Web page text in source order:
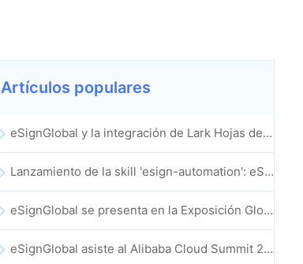
Artículos populares
eSignGlobal y la integración de Lark Hojas de cálculo multidimensional se lanzan oficialmente: firma y archivo de contratos electrónicos totalmente automatizados
Lanzamiento de la skill 'esign-automation': eSignGlobal impulsa a OpenClaw con firmas electrónicas automatizadas
eSignGlobal se presenta en la Exposición Global de Innovación GIS 2025
eSignGlobal asiste al Alibaba Cloud Summit 2025 en Hong Kong, para discutir conjuntamente el futuro de la innovación en la nube impulsada por la IA y la confianza digital